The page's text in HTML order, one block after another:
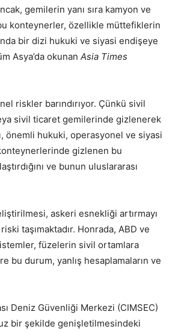
gemilerin yanı sıra kamyon ve
konteynerler, özellikle müttefiklerin
bir dizi hukuki ve siyasi endişeye
Asya’da okunan Asia Times
riskler barındırıyor. Çünkü sivil
sivil ticaret gemilerinde gizlenerek
önemli hukuki, operasyonel ve siyasi
gizlenen bu
ve bunun uluslararası
askeri esnekliği artırmayı
taşımaktadır. Honrada, ABD ve
füzelerin sivil ortamlara
bu durum, yanlış hesaplamaların ve
Deniz Güvenliği Merkezi (CIMSEC)
bir şekilde genişletilmesindeki